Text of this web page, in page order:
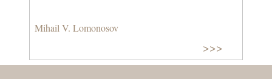
Mihail V. Lomonosov
>>>